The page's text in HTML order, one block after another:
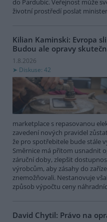
do Pardubic. Veřejnost může
životní prostředí poslat
Kilian Kaminski: Evropa
Budou ale opravy
1.8.2026
Diskuse: 42
marketplace s repasovanou
zavedení nových pravidel
že pro spotřebitele bude stále
Směrnice má přitom usnadnit
záruční doby, zlepšit
výrobcům, aby zásahy do
znemožňovali. Nestanovuje
způsob výpočtu ceny
David Chytil: Právo na